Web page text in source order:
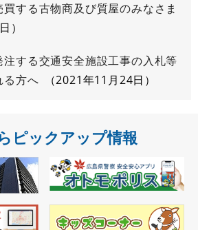
する古物商及び質屋のみなさま
する交通安全施設工事の入札等
る方へ
2021年11月24日
ピックアップ情報